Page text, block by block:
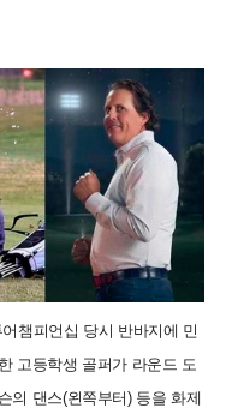
챔피언십 당시 반바지에 민
고등학생 골퍼가 라운드 도
의 댄스(왼쪽부터) 등을 화제